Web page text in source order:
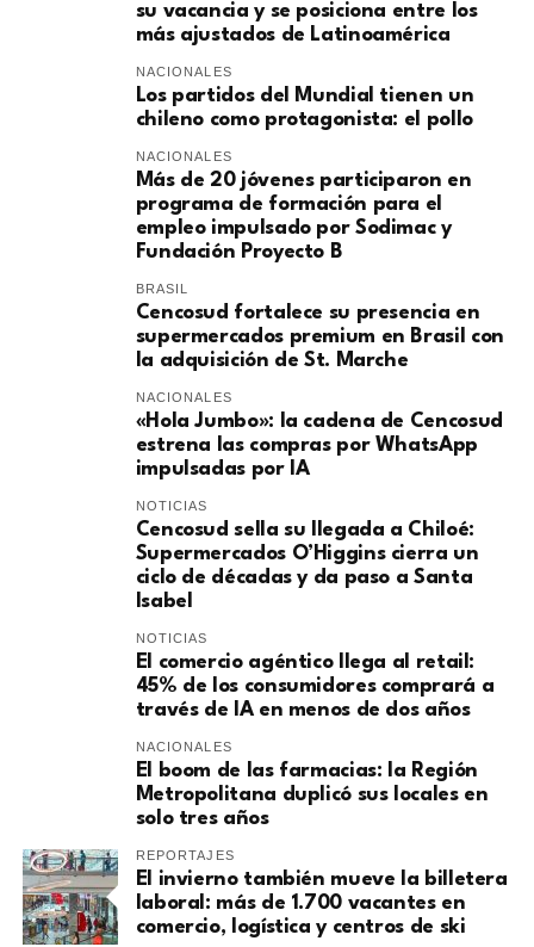
su vacancia y se posiciona entre los
más ajustados de Latinoamérica
NACIONALES
Los partidos del Mundial tienen un
chileno como protagonista: el pollo
NACIONALES
Más de 20 jóvenes participaron en
programa de formación para el
empleo impulsado por Sodimac y
Fundación Proyecto B
BRASIL
Cencosud fortalece su presencia en
supermercados premium en Brasil con
la adquisición de St. Marche
NACIONALES
«Hola Jumbo»: la cadena de Cencosud
estrena las compras por WhatsApp
impulsadas por IA
NOTICIAS
Cencosud sella su llegada a Chiloé:
Supermercados O’Higgins cierra un
ciclo de décadas y da paso a Santa
Isabel
NOTICIAS
El comercio agéntico llega al retail:
45% de los consumidores comprará a
través de IA en menos de dos años
NACIONALES
El boom de las farmacias: la Región
Metropolitana duplicó sus locales en
solo tres años
REPORTAJES
El invierno también mueve la billetera
laboral: más de 1.700 vacantes en
comercio, logística y centros de ski